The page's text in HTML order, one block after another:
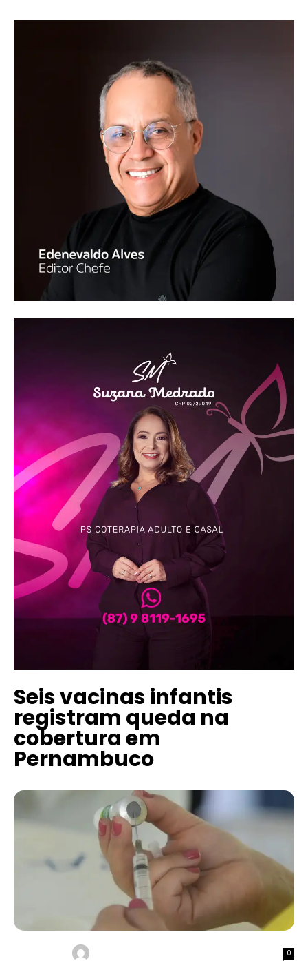
Seis vacinas infantis
registram queda na
cobertura em
Pernambuco
0